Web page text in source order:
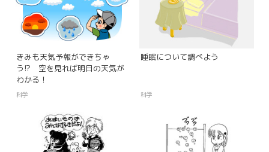
きみも天気予報ができちゃ
う!? 空を見れば明日の天気が
わかる！
科学
睡眠について調べよう
科学